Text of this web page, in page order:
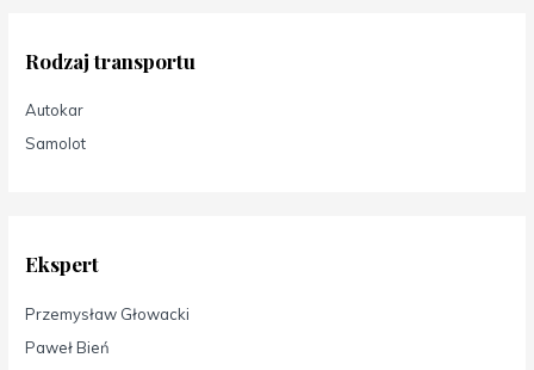
Rodzaj transportu
Autokar
Samolot
Ekspert
Przemysław Głowacki
Paweł Bień